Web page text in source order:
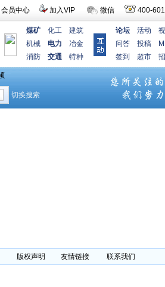
会员中心 加入VIP 微信 400-
煤矿 化工
建筑
机械
电力
冶金
消防
交通 特种
论坛 活动
问答
投稿
签到
超市
版权声明 友情链接 联系我们